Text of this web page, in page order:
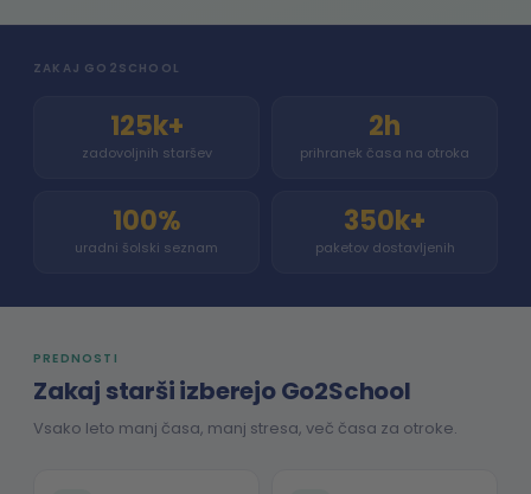
ZAKAJ GO2SCHOOL
125k+
zadovoljnih staršev
2h
prihranek časa na otroka
100%
uradni šolski seznam
350k+
paketov dostavljenih
PREDNOSTI
Zakaj starši izberejo Go2School
Vsako leto manj časa, manj stresa, več časa za otroke.